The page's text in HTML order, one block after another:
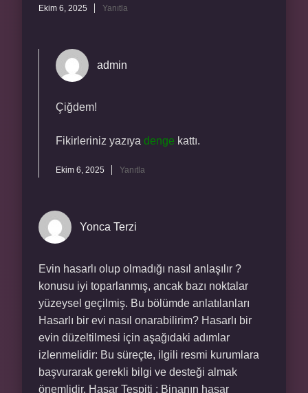
Ekim 6, 2025 Yanıtla
admin
Çiğdem!
Fikirleriniz yazıya denge kattı.
Ekim 6, 2025 Yanıtla
Yonca Terzi
Evin hasarlı olup olmadığı nasıl anlaşılır ?
konusu iyi toparlanmış, ancak bazı noktalar
yüzeysel geçilmiş. Bu bölümde anlatılanları
Hasarlı bir evi nasıl onarabilirim? Hasarlı bir
evin düzeltilmesi için aşağıdaki adımlar
izlenmelidir: Bu süreçte, ilgili resmi kurumlara
başvurarak gerekli bilgi ve desteği almak
önemlidir. Hasar Tespiti : Binanın hasar